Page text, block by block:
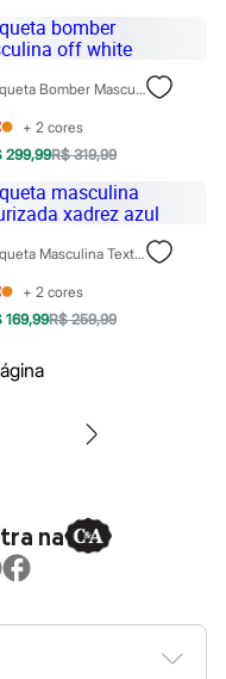
Jaqueta Bomber Masculina Off White
+ 2 cores
299,99R$ 319,99
Jaqueta Masculina Texturizada Xadrez Azul
+ 2 cores
169,99R$ 259,99
na